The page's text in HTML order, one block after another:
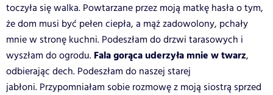
toczyła się walka. Powtarzane przez moją matkę hasła o tym,
że dom musi być pełen ciepła, a mąż zadowolony, pchały
mnie w stronę kuchni. Podeszłam do drzwi tarasowych i
wyszłam do ogrodu. Fala gorąca uderzyła mnie w twarz,
odbierając dech. Podeszłam do naszej starej
jabłoni. Przypomniałam sobie rozmowę z moją siostrą sprzed